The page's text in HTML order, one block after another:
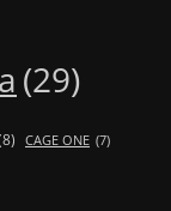
(29)
CAGE ONE (7)